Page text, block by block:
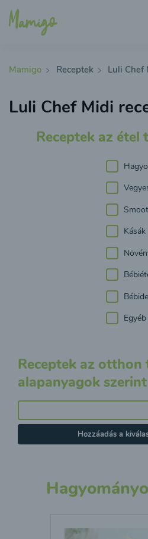
Mamigo Receptek Luli Chef
Luli Chef Midi
Receptek az étel
Kásák
Receptek az
alapanyagok szerint
Hozzáadás a